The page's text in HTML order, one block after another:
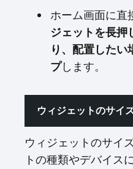
ホーム画面に直
ジェットを長押
り、配置したい
プします。
ウィジェットのサイ
ウィジェットのサイ
トの種類やデバイス